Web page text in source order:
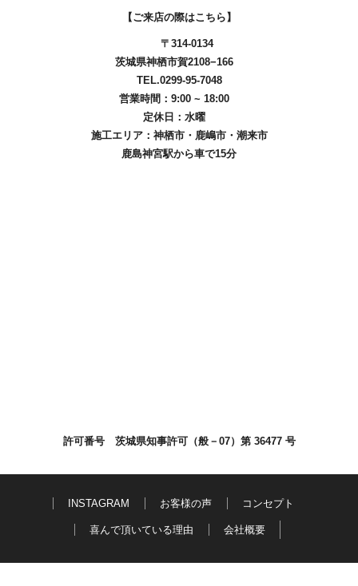
【ご来店の際はこちら】
〒314-0134
茨城県神栖市賀2108−166
TEL.0299-95-7048
営業時間：9:00 ~ 18:00
定休日：水曜
施工エリア： 神栖市・ 鹿嶋市・ 潮来市
鹿島神宮駅から車で15分
許可番号 茨城県知事許可（般－07）第 36477 号
INSTAGRAM お客様の声 コンセプト
喜んで頂いている理由 会社概要